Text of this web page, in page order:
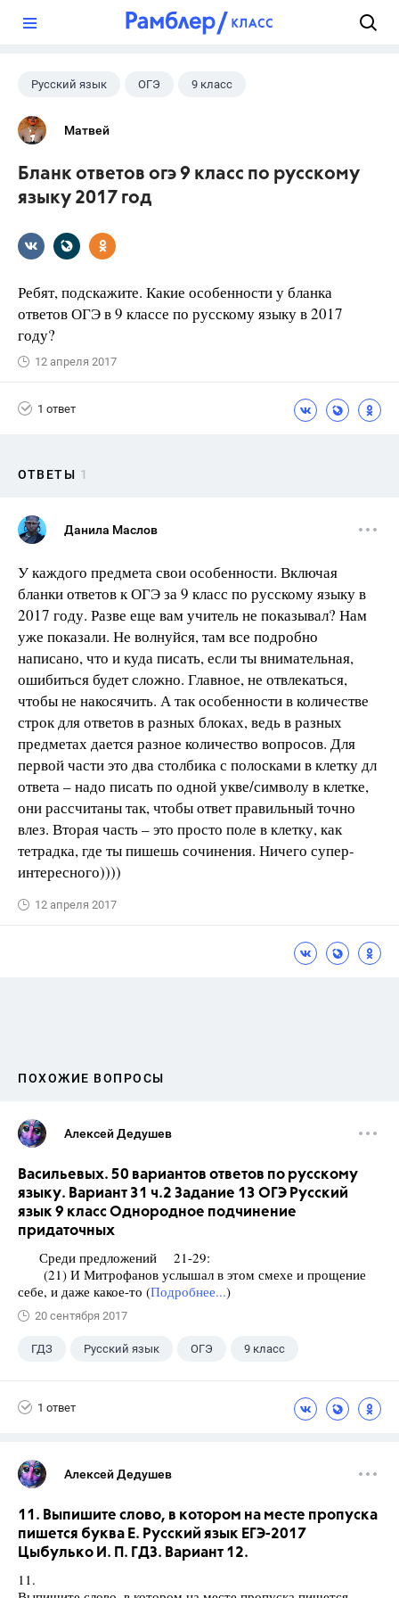
Русский язык ОГЭ 9 класс
Матвей
Бланк ответов огэ 9 класс по русскому
языку 2017 год
Ребят, подскажите. Какие особенности у бланка
ответов ОГЭ в 9 классе по русскому языку в 2017
году?
12 апреля 2017
1 ответ
ОТВЕТЫ 1
Данила Маслов
У каждого предмета свои особенности. Включая
бланки ответов к ОГЭ за 9 класс по русскому языку в
2017 году. Разве еще вам учитель не показывал? Нам
уже показали. Не волнуйся, там все подробно
написано, что и куда писать, если ты внимательная,
ошибиться будет сложно. Главное, не отвлекаться,
чтобы не накосячить. А так особенности в количестве
строк для ответов в разных блоках, ведь в разных
предметах дается разное количество вопросов. Для
первой части это два столбика с полосками в клетку дл
ответа – надо писать по одной укве/символу в клетке,
они рассчитаны так, чтобы ответ правильный точно
влез. Вторая часть – это просто поле в клетку, как
тетрадка, где ты пишешь сочинения. Ничего супер-
интересного))))
12 апреля 2017
ПОХОЖИЕ ВОПРОСЫ
Алексей Дедушев
Васильевых. 50 вариантов ответов по русскому
языку. Вариант 31 ч.2 Задание 13 ОГЭ Русский
язык 9 класс Однородное подчинение
придаточных
Среди предложений 21-29:
(21) И Митрофанов услышал в этом смехе и прощение
себе, и даже какое-то (Подробнее...)
20 сентября 2017
ГДЗ Русский язык ОГЭ 9 класс
1 ответ
Алексей Дедушев
11. Выпишите слово, в котором на месте пропуска
пишется буква Е. Русский язык ЕГЭ-2017
Цыбулько И. П. ГДЗ. Вариант 12.
11.